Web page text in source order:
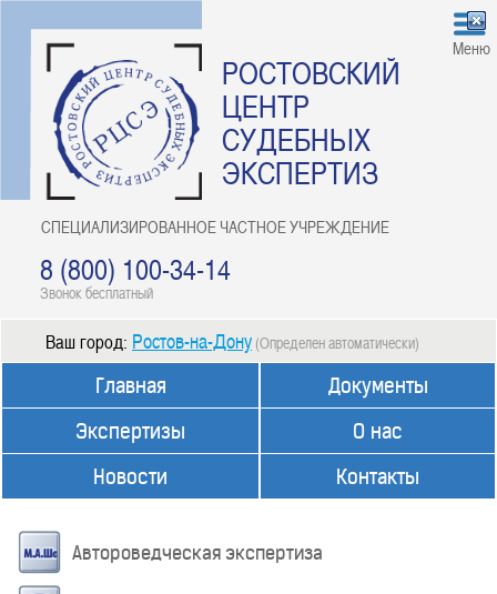
РОСТОВСКИЙ
ЦЕНТР
СУДЕБНЫХ
ЭКСПЕРТИЗ
СПЕЦИАЛИЗИРОВАННОЕ ЧАСТНОЕ УЧРЕЖДЕНИЕ
8 (800) 100-34-14
Звонок бесплатный
Меню
Ваш город: Ростов-на-Дону (Определен автоматически)
Главная
Экспертизы
Новости
Документы
О нас
Контакты
Автороведческая экспертиза